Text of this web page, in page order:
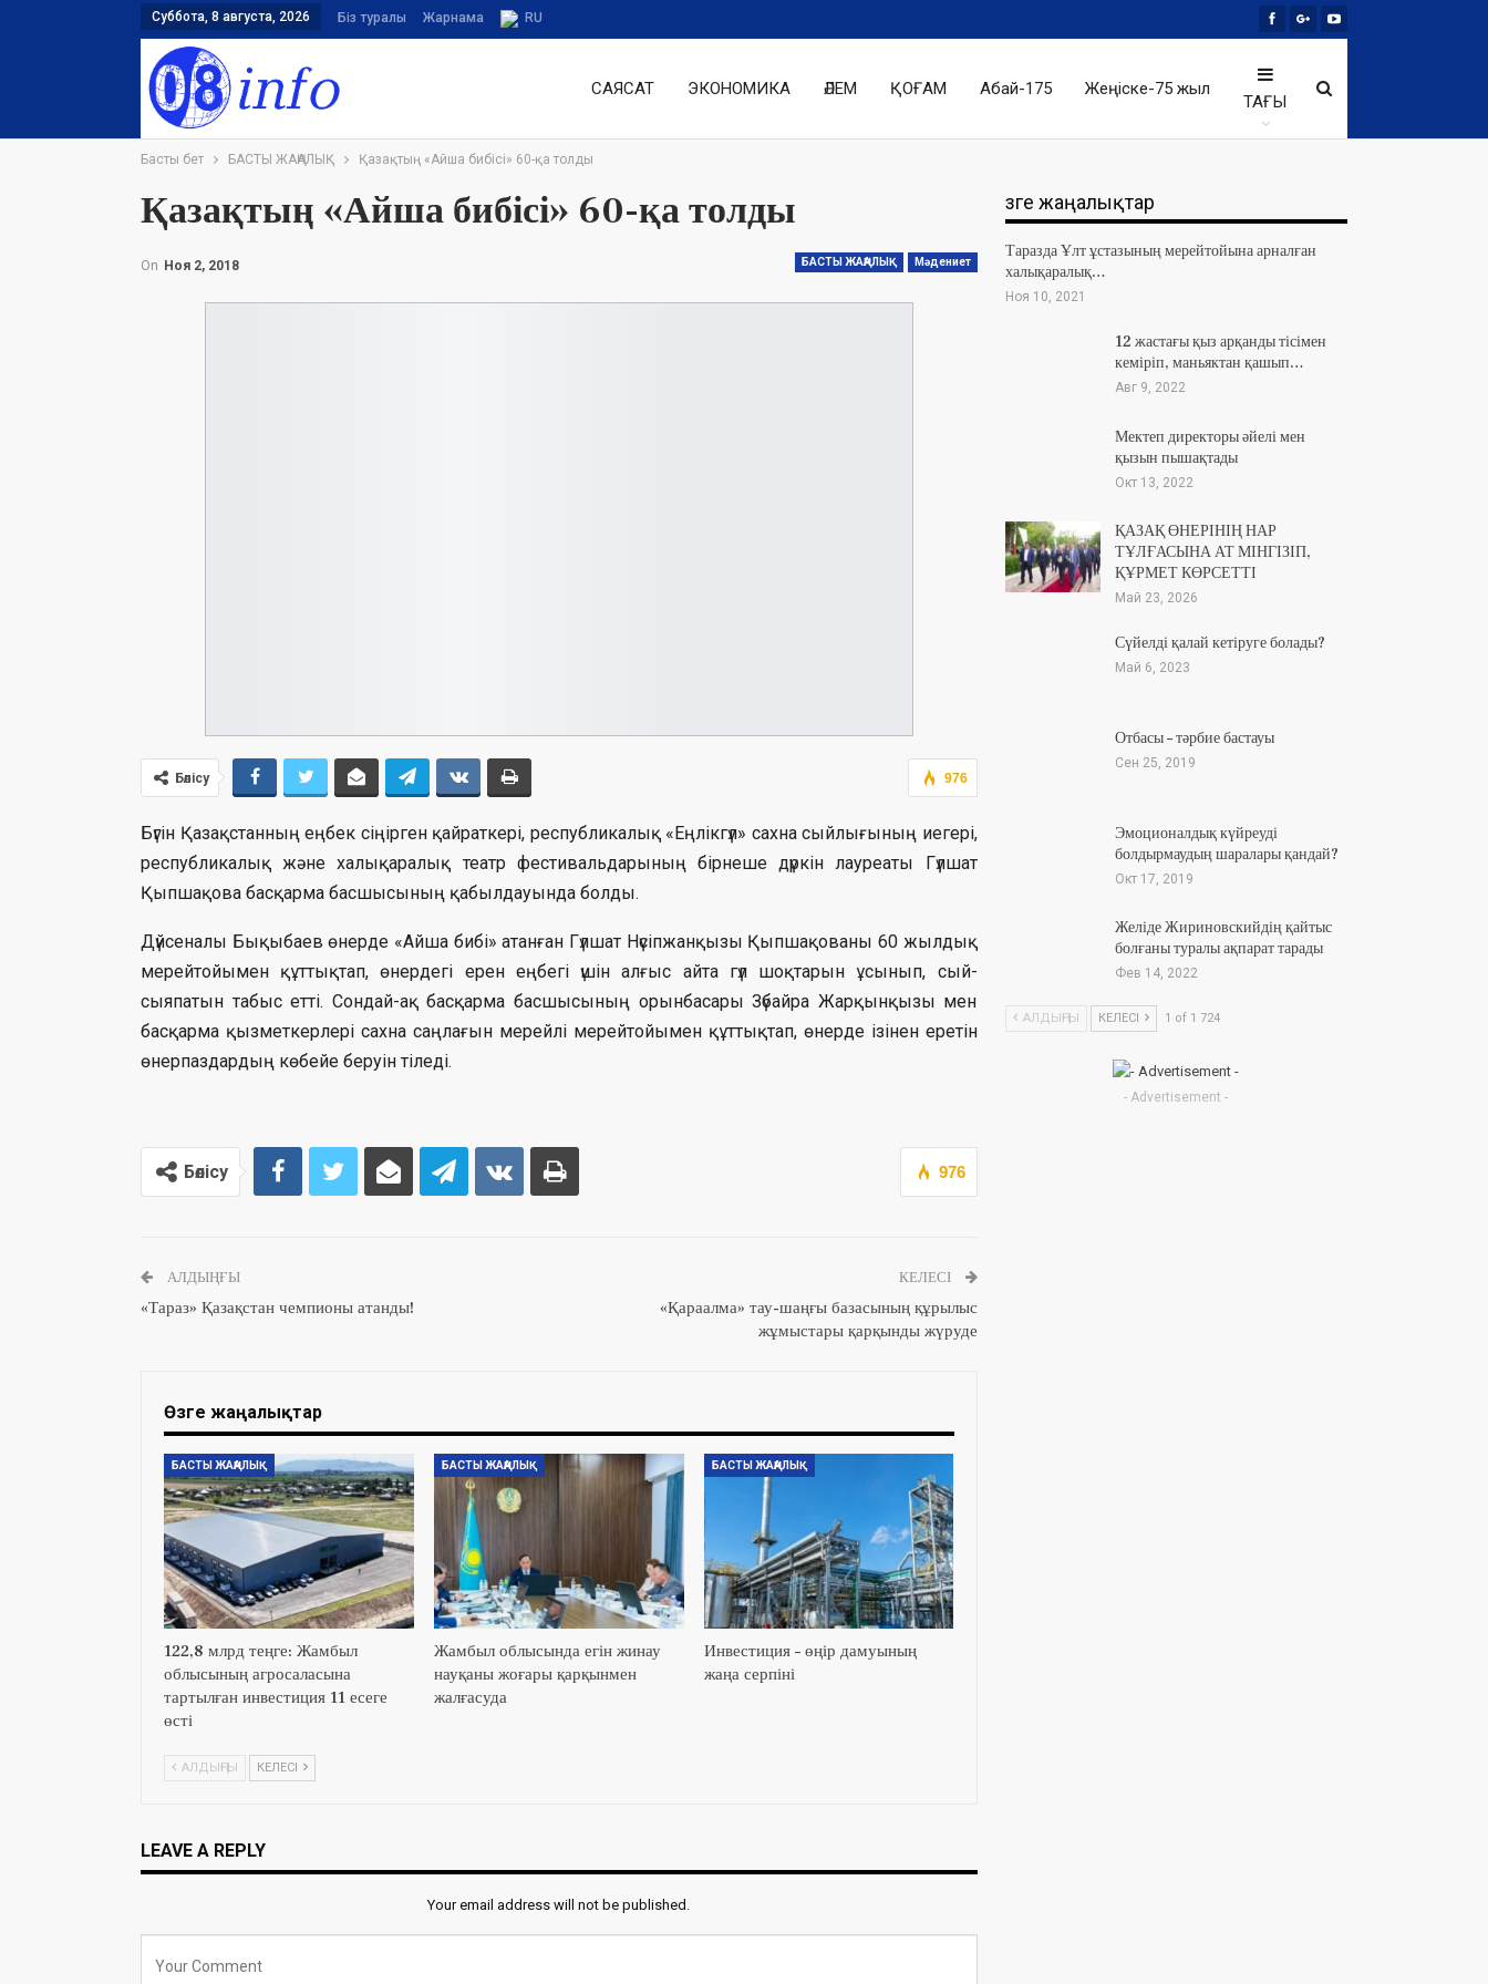
Суббота, 8 августа, 2026 Біз туралы Жарнама RU
САЯСАТ ЭКОНОМИКА ӘЛЕМ ҚОҒАМ Абай-175 Жеңіске-75 жыл
ТАҒЫ
Басты бет БАСТЫ ЖАҢАЛЫҚ Қазақтың «Айша бибісі» 60-қа толды
Қазақтың «Айша бибісі» 60-қа толды
БАСТЫ ЖАҢАЛЫҚ Мәдениет
On Ноя 2, 2018
976
Бөлісу
Бүгін Қазақстанның еңбек сіңірген қайраткері, республикалық «Еңлікгүл» сахна сыйлығының иегері,
республикалық және халықаралық театр фестивальдарының бірнеше дүркін лауреаты Гүлшат
Қыпшақова басқарма басшысының қабылдауында болды.
Дүйсеналы Бықыбаев өнерде «Айша бибі» атанған Гүлшат Нүсіпжанқызы Қыпшақованы 60 жылдық
мерейтойымен құттықтап, өнердегі ерен еңбегі үшін алғыс айта гүл шоқтарын ұсынып, сый-
сыяпатын табыс етті. Сондай-ақ басқарма басшысының орынбасары Зүбайра Жарқынқызы мен
басқарма қызметкерлері сахна саңлағын мерейлі мерейтойымен құттықтап, өнерде ізінен еретін
өнерпаздардың көбейе беруін тіледі.
976
Бөлісу
АЛДЫҢҒЫ
«Тараз» Қазақстан чемпионы атанды!
КЕЛЕСІ
«Қараалма» тау-шаңғы базасының құрылыс
жұмыстары қарқынды жүруде
Өзге жаңалықтар
БАСТЫ ЖАҢАЛЫҚ
122,8 млрд теңге: Жамбыл
облысының агросаласына
тартылған инвестиция 11 есеге
өсті
БАСТЫ ЖАҢАЛЫҚ
Жамбыл облысында егін жинау
науқаны жоғары қарқынмен
жалғасуда
БАСТЫ ЖАҢАЛЫҚ
Инвестиция – өңір дамуының
жаңа серпіні
АЛДЫҢҒЫ КЕЛЕСІ
LEAVE A REPLY
Your email address will not be published.
Өзге жаңалықтар
Таразда Ұлт ұстазының мерейтойына арналған
халықаралық…
Ноя 10, 2021
12 жастағы қыз арқанды тісімен
кеміріп, маньяктан қашып…
Авг 9, 2022
Мектеп директоры әйелі мен
қызын пышақтады
Окт 13, 2022
ҚАЗАҚ ӨНЕРІНІҢ НАР
ТҰЛҒАСЫНА АТ МІНГІЗІП,
ҚҰРМЕТ КӨРСЕТТІ
Май 23, 2026
Сүйелді қалай кетіруге болады?
Май 6, 2023
Отбасы – тәрбие бастауы
Сен 25, 2019
Эмоционалдық күйреуді
болдырмаудың шаралары қандай?
Окт 17, 2019
Желіде Жириновскийдің қайтыс
болғаны туралы ақпарат тарады
Фев 14, 2022
АЛДЫҢҒЫ КЕЛЕСІ 1 of 1 724
- Advertisement -